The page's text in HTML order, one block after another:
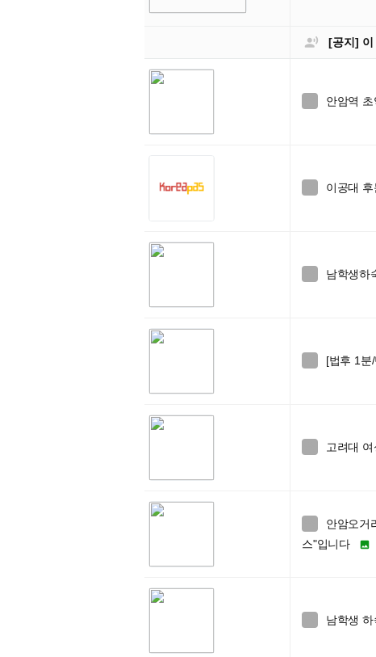
 [공지] 이
안암역
이공대
남학생하
[법후 1분
고려대
안암오거
스"입니다

남학생 하